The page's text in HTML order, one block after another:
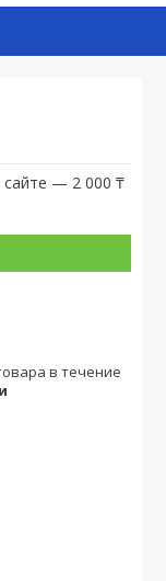
сайте — 2 000 ₸
в течение